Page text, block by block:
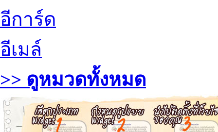
อีการ์ด
อีเมล์
>> ดูหมวดทั้งหมด